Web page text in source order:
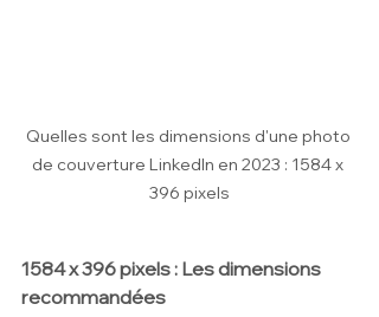
Quelles sont les dimensions d'une photo
de couverture LinkedIn en 2023 : 1584 x
396 pixels
1584 x 396 pixels : Les dimensions
recommandées